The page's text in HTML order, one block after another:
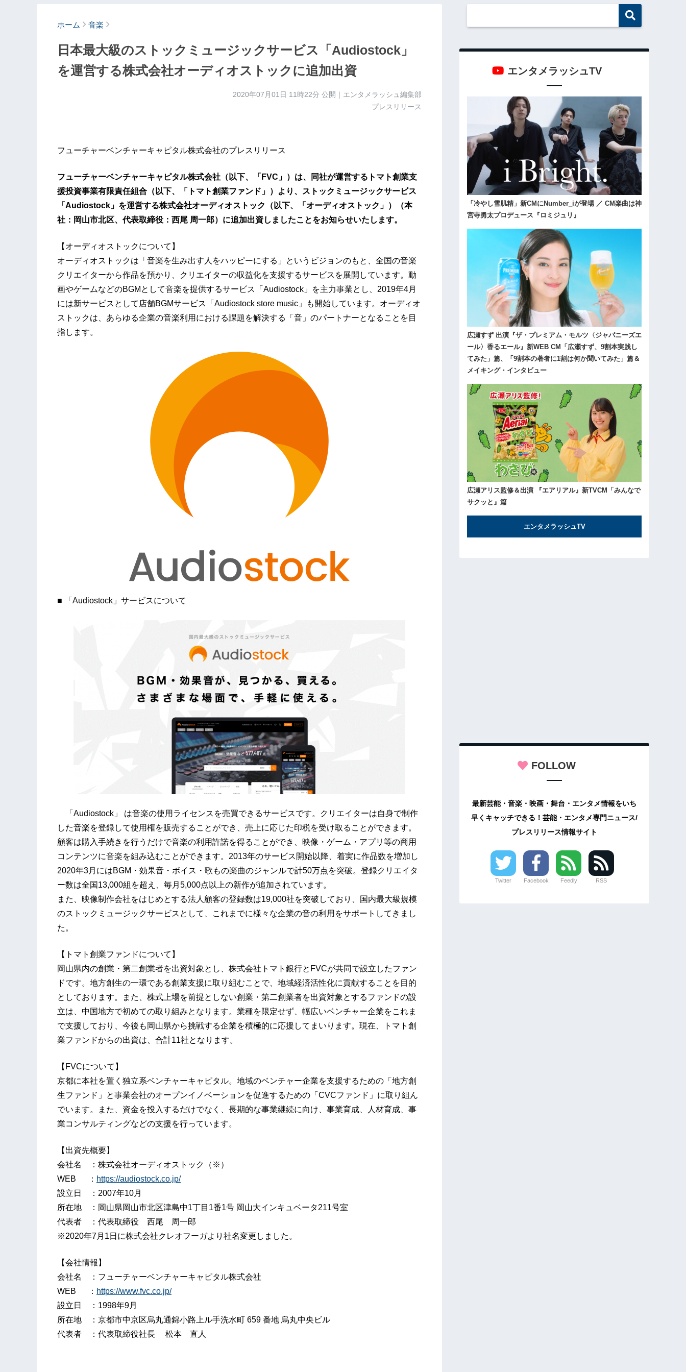
ホーム 音楽
日本最大級のストックミュージックサービス「Audiostock」
を運営する株式会社オーディオストックに追加出資
2020年07月01日 11時22分 公開｜エンタメラッシュ編集部
プレスリリース
フューチャーベンチャーキャピタル株式会社のプレスリリース
フューチャーベンチャーキャピタル株式会社（以下、「FVC」）は、同社が運営するトマト創業支
援投資事業有限責任組合（以下、「トマト創業ファンド」）より、ストックミュージックサービス
「Audiostock」を運営する株式会社オーディオストック（以下、「オーディオストック」）（本
社：岡山市北区、代表取締役：西尾 周一郎）に追加出資しましたことをお知らせいたします。
【オーディオストックについて】
オーディオストックは「音楽を生み出す人をハッピーにする」というビジョンのもと、全国の音楽
クリエイターから作品を預かり、クリエイターの収益化を支援するサービスを展開しています。動
画やゲームなどのBGMとして音楽を提供するサービス「Audiostock」を主力事業とし、2019年4月
には新サービスとして店舗BGMサービス「Audiostock store music」も開始しています。オーディオ
ストックは、あらゆる企業の音楽利用における課題を解決する「音」のパートナーとなることを目
指します。
■ 「Audiostock」サービスについて
「Audiostock」 は音楽の使用ライセンスを売買できるサービスです。クリエイターは自身で制作
した音楽を登録して使用権を販売することができ、売上に応じた印税を受け取ることができます。
顧客は購入手続きを行うだけで音楽の利用許諾を得ることができ、映像・ゲーム・アプリ等の商用
コンテンツに音楽を組み込むことができます。2013年のサービス開始以降、着実に作品数を増加し
2020年3月にはBGM・効果音・ボイス・歌もの楽曲のジャンルで計50万点を突破。登録クリエイタ
ー数は全国13,000組を超え、毎月5,000点以上の新作が追加されています。
また、映像制作会社をはじめとする法人顧客の登録数は19,000社を突破しており、国内最大級規模
のストックミュージックサービスとして、これまでに様々な企業の音の利用をサポートしてきまし
た。
【トマト創業ファンドについて】
岡山県内の創業・第二創業者を出資対象とし、株式会社トマト銀行とFVCが共同で設立したファン
ドです。地方創生の一環である創業支援に取り組むことで、地域経済活性化に貢献することを目的
としております。また、株式上場を前提としない創業・第二創業者を出資対象とするファンドの設
立は、中国地方で初めての取り組みとなります。業種を限定せず、幅広いベンチャー企業をこれま
で支援しており、今後も岡山県から挑戦する企業を積極的に応援してまいります。現在、トマト創
業ファンドからの出資は、合計11社となります。
【FVCについて】
京都に本社を置く独立系ベンチャーキャピタル。地域のベンチャー企業を支援するための「地方創
生ファンド」と事業会社のオープンイノベーションを促進するための「CVCファンド」に取り組ん
でいます。また、資金を投入するだけでなく、長期的な事業継続に向け、事業育成、人材育成、事
業コンサルティングなどの支援を行っています。
【出資先概要】
会社名 ：株式会社オーディオストック（※）
WEB ： https://audiostock.co.jp/
設⽴⽇ ：2007年10月
所在地 ：岡山県岡山市北区津島中1丁目1番1号 岡山大インキュベータ211号室
代表者 ：代表取締役 西尾 周一郎
※2020年7月1日に株式会社クレオフーガより社名変更しました。
【会社情報】
会社名 ：フューチャーベンチャーキャピタル株式会社
WEB ： https://www.fvc.co.jp/
設⽴⽇ ：1998年9月
所在地 ：京都市中京区烏丸通錦小路上ル手洗水町 659 番地 烏丸中央ビル
代表者 ：代表取締役社長 松本 直人
エンタメラッシュTV
「冷やし雪肌精」新CMにNumber_iが登場 ／ CM楽曲は神
宮寺勇太プロデュース『ロミジュリ』
広瀬すず 出演『ザ・プレミアム・モルツ〈ジャパニーズエ
ール〉香るエール』新WEB CM「広瀬すず、9割本実践し
てみた」篇、「9割本の著者に1割は何か聞いてみた」篇＆
メイキング・インタビュー
広瀬アリス監修＆出演 『エアリアル』新TVCM「みんなで
サクッと』篇
エンタメラッシュTV
FOLLOW
最新芸能・音楽・映画・舞台・エンタメ情報をいち
早くキャッチできる！芸能・エンタメ専門ニュース/
プレスリリース情報サイト
Twitter Facebook Feedly RSS